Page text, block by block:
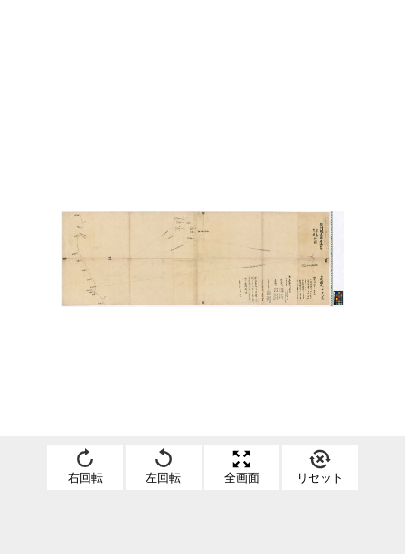
右回転 左回転 全画面 リセット